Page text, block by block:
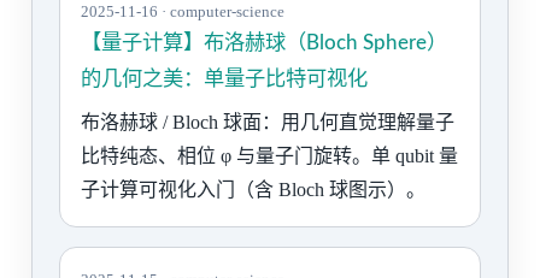
2025-11-16 · computer-science
【量子计算】布洛赫球（Bloch Sphere）
的几何之美：单量子比特可视化
布洛赫球 / Bloch 球面：用几何直觉理解量子
比特纯态、相位 φ 与量子门旋转。单 qubit 量
子计算可视化入门（含 Bloch 球图示）。